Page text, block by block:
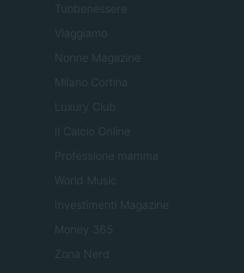
Tuobenessere
Viaggiamo
Nonne Magazine
Milano Cortina
Luxury Club
Il Calcio Online
Professione mamma
World Music
Investimenti Magazine
Money 365
Zona Nerd